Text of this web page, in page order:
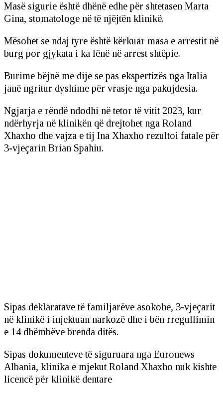
Masë sigurie është dhënë edhe për shtetasen Marta
Gina, stomatologe në të njëjtën klinikë.
Mësohet se ndaj tyre është kërkuar masa e arrestit në
burg por gjykata i ka lënë në arrest shtëpie.
Burime bëjnë me dije se pas ekspertizës nga Italia
janë ngritur dyshime për vrasje nga pakujdesia.
Ngjarja e rëndë ndodhi në tetor të vitit 2023, kur
ndërhyrja në klinikën që drejtohet nga Roland
Xhaxho dhe vajza e tij Ina Xhaxho rezultoi fatale për
3-vjeçarin Brian Spahiu.
Sipas deklaratave të familjarëve asokohe, 3-vjeçarit
në klinikë i injektuan narkozë dhe i bën rregullimin
e 14 dhëmbëve brenda ditës.
Sipas dokumenteve të siguruara nga Euronews
Albania, klinika e mjekut Roland Xhaxho nuk kishte
licencë për klinikë dentare